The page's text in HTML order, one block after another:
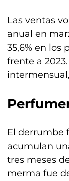
Las ventas
anual en
35,6% en los
frente a
El derrumbe
acumulan
tres meses
merma fue